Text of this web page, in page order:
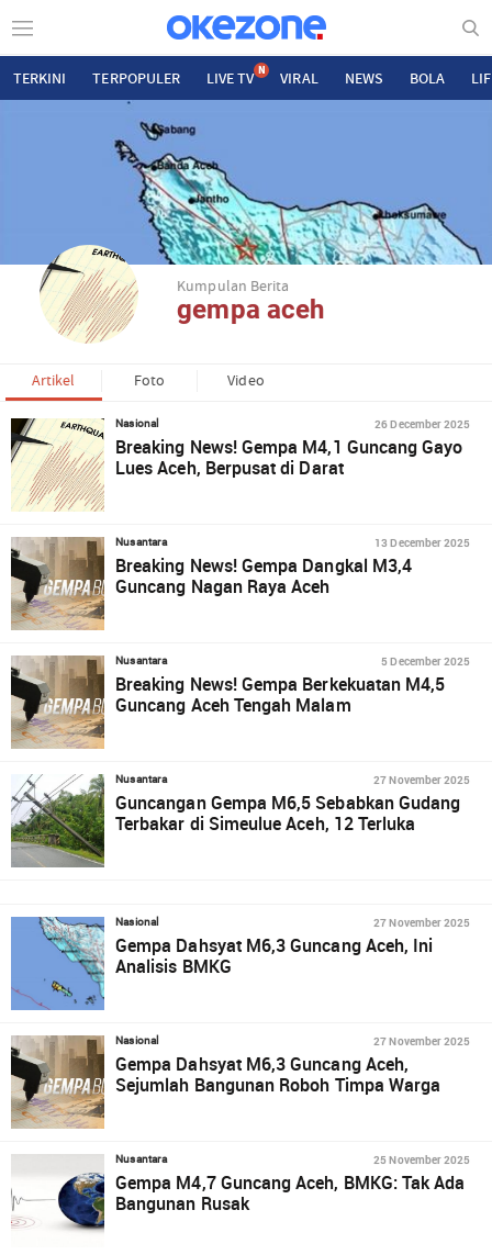
TERKINI TERPOPULER LIVE TV N VIRAL NEWS BOLA
Kumpulan Berita
gempa aceh
Artikel Foto Video
Nasional 26 December 2025
Breaking News! Gempa M4,1 Guncang Gayo
Lues Aceh, Berpusat di Darat
Nusantara 13 December 2025
Breaking News! Gempa Dangkal M3,4
Guncang Nagan Raya Aceh
Nusantara 5 December 2025
Breaking News! Gempa Berkekuatan M4,5
Guncang Aceh Tengah Malam
Nusantara 27 November 2025
Guncangan Gempa M6,5 Sebabkan Gudang
Terbakar di Simeulue Aceh, 12 Terluka
Nasional 27 November 2025
Gempa Dahsyat M6,3 Guncang Aceh, Ini
Analisis BMKG
Nasional 27 November 2025
Gempa Dahsyat M6,3 Guncang Aceh,
Sejumlah Bangunan Roboh Timpa Warga
Nusantara 25 November 2025
Gempa M4,7 Guncang Aceh, BMKG: Tak Ada
Bangunan Rusak